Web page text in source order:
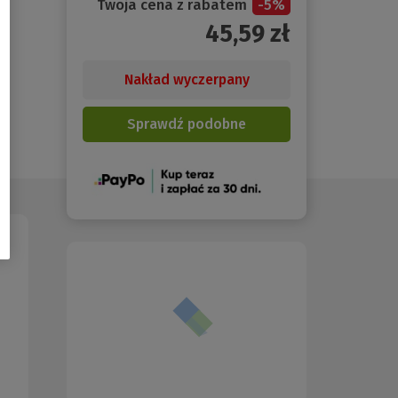
Twoja cena z rabatem -5%
45,59zł
Nakład wyczerpany
Sprawdź podobne
(Nowe